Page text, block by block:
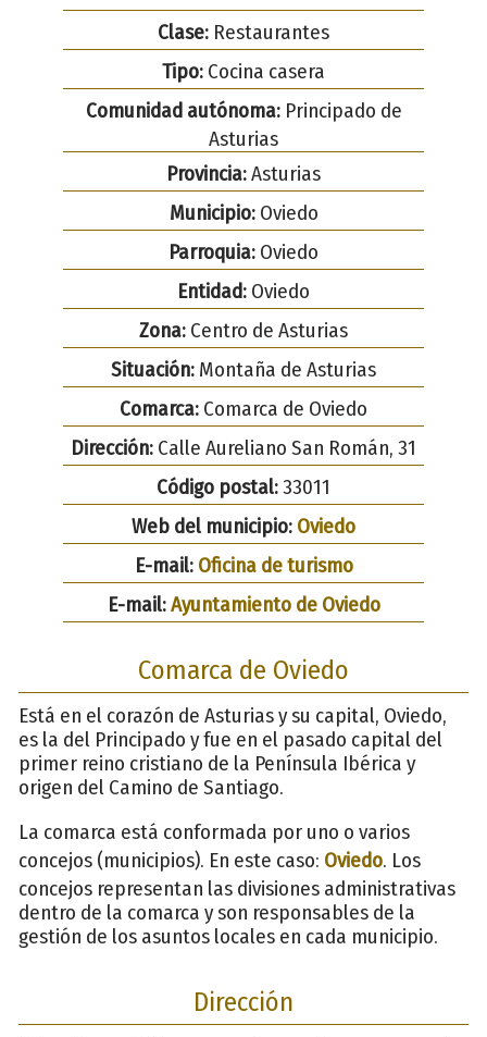
Clase: Restaurantes
Tipo: Cocina casera
Comunidad autónoma:Principado de
Asturias
Provincia:Asturias
Municipio:Oviedo
Parroquia: Oviedo
Entidad: Oviedo
Zona: Centro de Asturias
Situación: Montaña de Asturias
Comarca: Comarca de Oviedo
Dirección: Calle Aureliano San Román, 31
Código postal:33011
Web del municipio: Oviedo
E-mail: Oficina de turismo
E-mail:Ayuntamiento de Oviedo
Comarca de Oviedo
Está en el corazón de Asturias y su capital, Oviedo,
es la del Principado y fue en el pasado capital del
primer reino cristiano de la Península Ibérica y
origen del Camino de Santiago.
La comarca está conformada por uno o varios
concejos (municipios). En este caso: Oviedo. Los
concejos representan las divisiones administrativas
dentro de la comarca y son responsables de la
gestión de los asuntos locales en cada municipio.
Dirección